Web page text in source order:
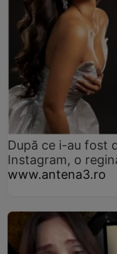
După ce i-au fost
Instagram, o
www.antena3.ro